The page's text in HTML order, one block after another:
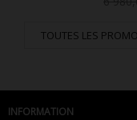
base
TOUTES LES
INFORMATION